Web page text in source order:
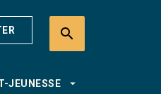
search
JEUNESSE arrow_drop_down